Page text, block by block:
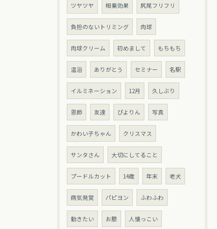
ツヤツヤ 相乗効果 尻尾フリフリ
負担のないトリミング 肉球
肉球クリーム 初めまして もちもち
温浴 ありがとう セミナー 名駅
イルミネーション 12月 久しぶり
恩師 友達 ぴよりん 写真
かわい子ちゃん クリスマス
サンタさん 大切にしてること
プードルカット 14歳 年末 老犬
病気発覚 パピヨン ふわふわ
動きたい お膝 人懐っこい